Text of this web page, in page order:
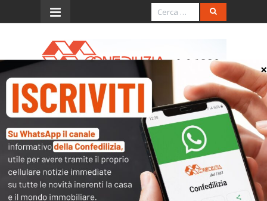
Menu
SENTENZA DEL 26 GENNAIO
2004, N. 38 (trasferimento,
costituzione, scioglimento
della comunione di diritti
reali)